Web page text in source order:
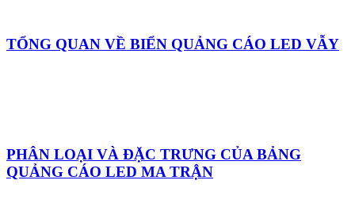
TỔNG QUAN VỀ BIỂN QUẢNG CÁO LED VẪY
PHÂN LOẠI VÀ ĐẶC TRƯNG CỦA BẢNG
QUẢNG CÁO LED MA TRẬN